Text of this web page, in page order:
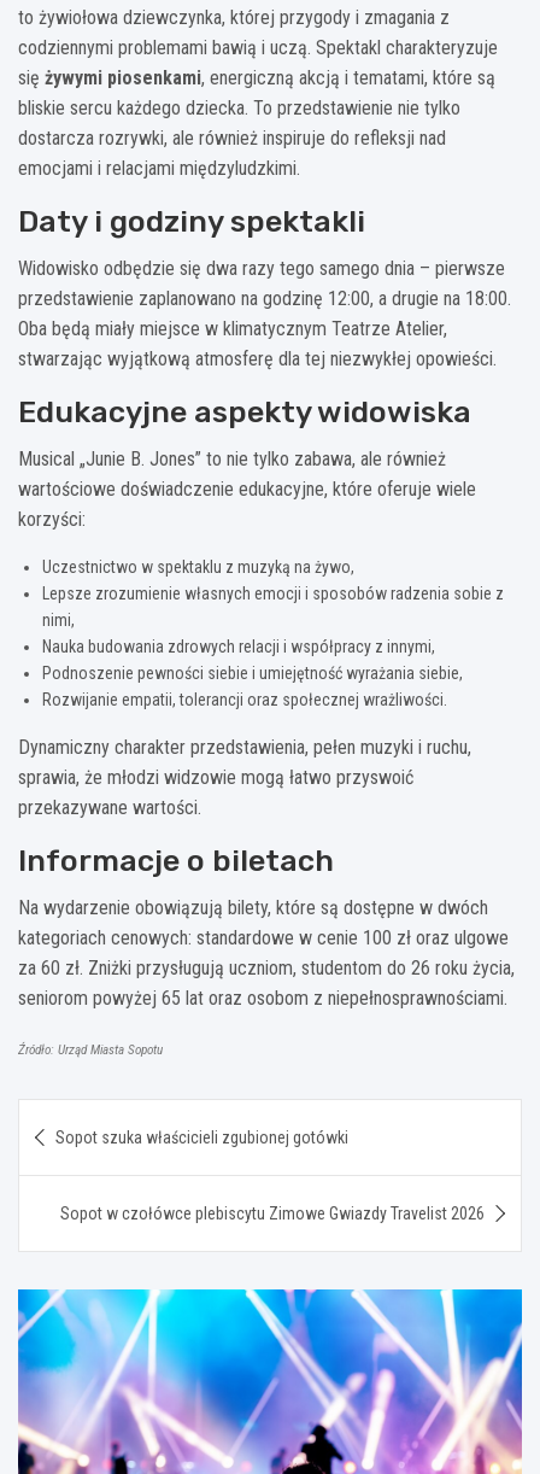
to żywiołowa dziewczynka, której przygody i zmagania z
codziennymi problemami bawią i uczą. Spektakl charakteryzuje
się żywymi piosenkami, energiczną akcją i tematami, które są
bliskie sercu każdego dziecka. To przedstawienie nie tylko
dostarcza rozrywki, ale również inspiruje do refleksji nad
emocjami i relacjami międzyludzkimi.
Daty i godziny spektakli
Widowisko odbędzie się dwa razy tego samego dnia – pierwsze
przedstawienie zaplanowano na godzinę 12:00, a drugie na 18:00.
Oba będą miały miejsce w klimatycznym Teatrze Atelier,
stwarzając wyjątkową atmosferę dla tej niezwykłej opowieści.
Edukacyjne aspekty widowiska
Musical „Junie B. Jones” to nie tylko zabawa, ale również
wartościowe doświadczenie edukacyjne, które oferuje wiele
korzyści:
Uczestnictwo w spektaklu z muzyką na żywo,
Lepsze zrozumienie własnych emocji i sposobów radzenia sobie z
nimi,
Nauka budowania zdrowych relacji i współpracy z innymi,
Podnoszenie pewności siebie i umiejętność wyrażania siebie,
Rozwijanie empatii, tolerancji oraz społecznej wrażliwości.
Dynamiczny charakter przedstawienia, pełen muzyki i ruchu,
sprawia, że młodzi widzowie mogą łatwo przyswoić
przekazywane wartości.
Informacje o biletach
Na wydarzenie obowiązują bilety, które są dostępne w dwóch
kategoriach cenowych: standardowe w cenie 100 zł oraz ulgowe
za 60 zł. Zniżki przysługują uczniom, studentom do 26 roku życia,
seniorom powyżej 65 lat oraz osobom z niepełnosprawnościami.
Źródło: Urząd Miasta Sopotu
wpisu
Sopot szuka właścicieli zgubionej gotówki
Sopot w czołówce plebiscytu Zimowe Gwiazdy Travelist 2026